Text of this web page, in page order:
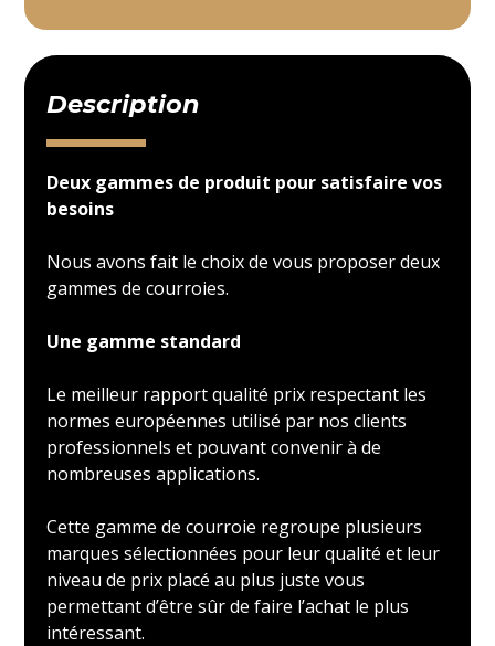
Description
Deux gammes de produit pour satisfaire vos
besoins
Nous avons fait le choix de vous proposer deux
gammes de courroies.
Une gamme standard
Le meilleur rapport qualité prix respectant les
normes européennes utilisé par nos clients
professionnels et pouvant convenir à de
nombreuses applications.
Cette gamme de courroie regroupe plusieurs
marques sélectionnées pour leur qualité et leur
niveau de prix placé au plus juste vous
permettant d’être sûr de faire l’achat le plus
intéressant.